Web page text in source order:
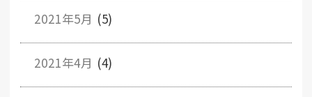
2021年5月 (5)
2021年4月 (4)